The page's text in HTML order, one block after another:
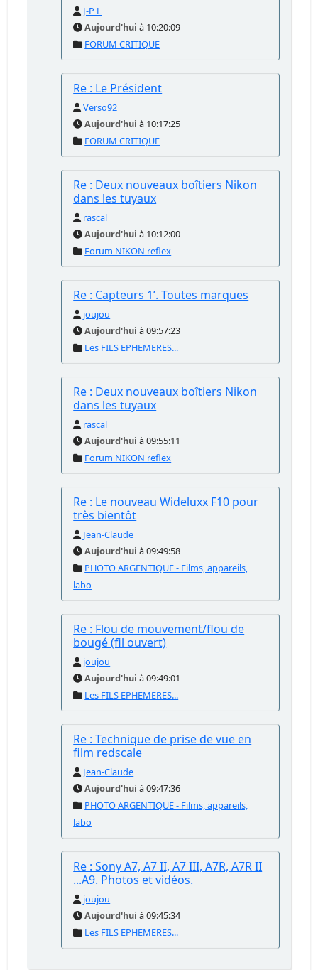
J-P L
Aujourd'hui à 10:20:09
FORUM CRITIQUE
Re : Le Président
Verso92
Aujourd'hui à 10:17:25
FORUM CRITIQUE
Re : Deux nouveaux boîtiers Nikon
dans les tuyaux
rascal
Aujourd'hui à 10:12:00
Forum NIKON reflex
Re : Capteurs 1’. Toutes marques
joujou
Aujourd'hui à 09:57:23
Les FILS EPHEMERES...
Re : Deux nouveaux boîtiers Nikon
dans les tuyaux
rascal
Aujourd'hui à 09:55:11
Forum NIKON reflex
Re : Le nouveau Wideluxx F10 pour
très bientôt
Jean-Claude
Aujourd'hui à 09:49:58
PHOTO ARGENTIQUE - Films, appareils,
labo
Re : Flou de mouvement/flou de
bougé (fil ouvert)
joujou
Aujourd'hui à 09:49:01
Les FILS EPHEMERES...
Re : Technique de prise de vue en
film redscale
Jean-Claude
Aujourd'hui à 09:47:36
PHOTO ARGENTIQUE - Films, appareils,
labo
Re : Sony A7, A7 II, A7 III, A7R, A7R II
...A9. Photos et vidéos.
joujou
Aujourd'hui à 09:45:34
Les FILS EPHEMERES...